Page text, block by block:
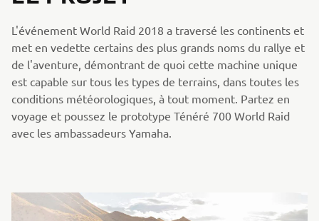
L'événement World Raid 2018 a traversé les continents et
met en vedette certains des plus grands noms du rallye et
de l'aventure, démontrant de quoi cette machine unique
est capable sur tous les types de terrains, dans toutes les
conditions météorologiques, à tout moment. Partez en
voyage et poussez le prototype Ténéré 700 World Raid
avec les ambassadeurs Yamaha.